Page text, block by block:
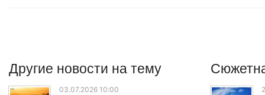
Другие новости на тему
03.07.2026 10:00